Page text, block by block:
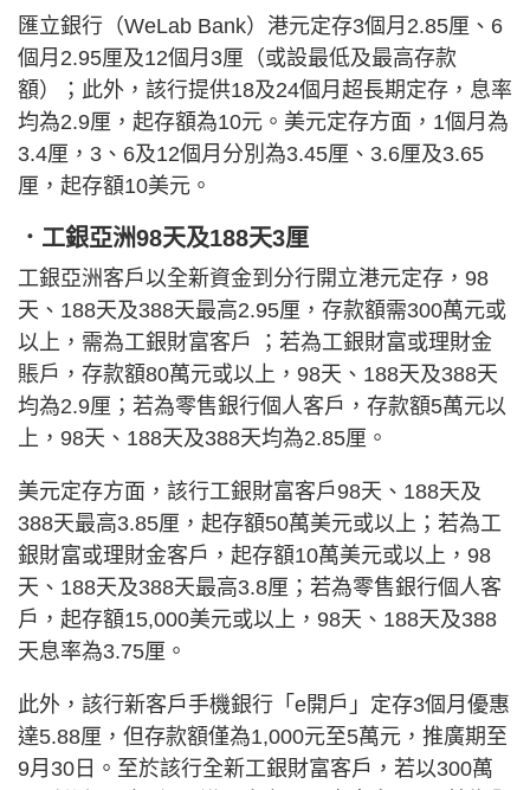
匯立銀行（WeLab Bank）港元定存3個月2.85厘、6
個月2.95厘及12個月3厘（或設最低及最高存款
額）；此外，該行提供18及24個月超長期定存，息率
均為2.9厘，起存額為10元。美元定存方面，1個月為
3.4厘，3、6及12個月分別為3.45厘、3.6厘及3.65
厘，起存額10美元。
．工銀亞洲98天及188天3厘
工銀亞洲客戶以全新資金到分行開立港元定存，98
天、188天及388天最高2.95厘，存款額需300萬元或
以上，需為工銀財富客戶 ；若為工銀財富或理財金
賬戶，存款額80萬元或以上，98天、188天及388天
均為2.9厘；若為零售銀行個人客戶，存款額5萬元以
上，98天、188天及388天均為2.85厘。
美元定存方面，該行工銀財富客戶98天、188天及
388天最高3.85厘，起存額50萬美元或以上；若為工
銀財富或理財金客戶，起存額10萬美元或以上，98
天、188天及388天最高3.8厘；若為零售銀行個人客
戶，起存額15,000美元或以上，98天、188天及388
天息率為3.75厘。
此外，該行新客戶手機銀行「e開戶」定存3個月優惠
達5.88厘，但存款額僅為1,000元至5萬元，推廣期至
9月30日。至於該行全新工銀財富客戶，若以300萬